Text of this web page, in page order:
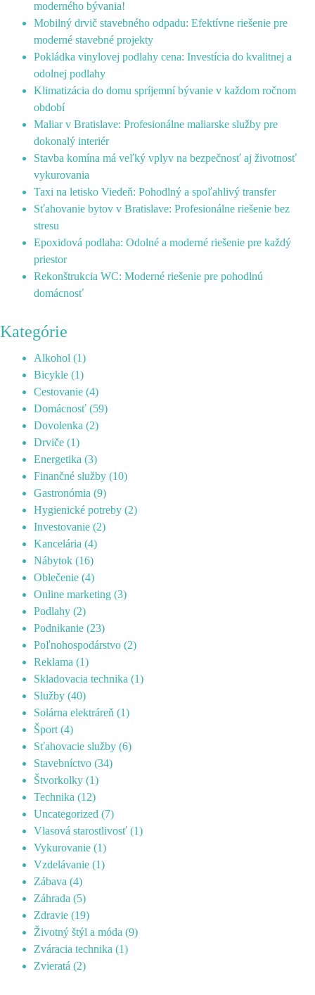
moderného bývania!
Mobilný drvič stavebného odpadu: Efektívne riešenie pre
moderné stavebné projekty
Pokládka vinylovej podlahy cena: Investícia do kvalitnej a
odolnej podlahy
Klimatizácia do domu spríjemní bývanie v každom ročnom
období
Maliar v Bratislave: Profesionálne maliarske služby pre
dokonalý interiér
Stavba komína má veľký vplyv na bezpečnosť aj životnosť
vykurovania
Taxi na letisko Viedeň: Pohodlný a spoľahlivý transfer
Sťahovanie bytov v Bratislave: Profesionálne riešenie bez
stresu
Epoxidová podlaha: Odolné a moderné riešenie pre každý
priestor
Rekonštrukcia WC: Moderné riešenie pre pohodlnú
domácnosť
Kategórie
Alkohol (1)
Bicykle (1)
Cestovanie (4)
Domácnosť (59)
Dovolenka (2)
Drviče (1)
Energetika (3)
Finančné služby (10)
Gastronómia (9)
Hygienické potreby (2)
Investovanie (2)
Kancelária (4)
Nábytok (16)
Oblečenie (4)
Online marketing (3)
Podlahy (2)
Podnikanie (23)
Poľnohospodárstvo (2)
Reklama (1)
Skladovacia technika (1)
Služby (40)
Solárna elektráreň (1)
Šport (4)
Sťahovacie služby (6)
Stavebníctvo (34)
Štvorkolky (1)
Technika (12)
Uncategorized (7)
Vlasová starostlivosť (1)
Vykurovanie (1)
Vzdelávanie (1)
Zábava (4)
Záhrada (5)
Zdravie (19)
Životný štýl a móda (9)
Zváracia technika (1)
Zvieratá (2)